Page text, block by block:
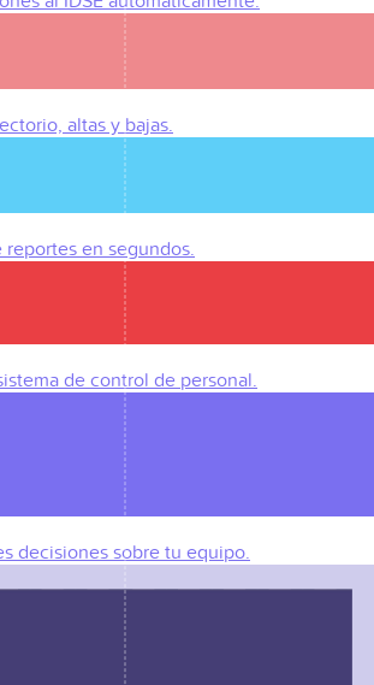
altas y bajas.
en segundos.
de control de personal.
decisiones sobre tu equipo.